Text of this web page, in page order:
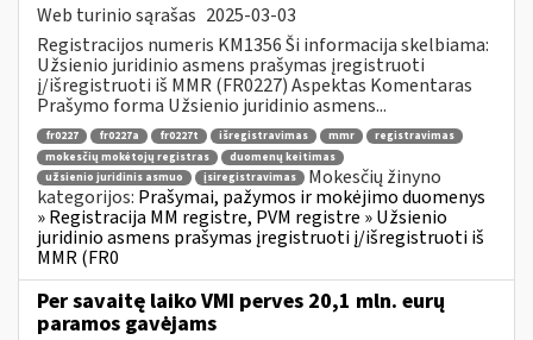
Web turinio sąrašas 2025-03-03
Registracijos numeris KM1356 Ši informacija skelbiama:
Užsienio juridinio asmens prašymas įregistruoti
į/išregistruoti iš MMR (FR0227) Aspektas Komentaras
Prašymo forma Užsienio juridinio asmens...
fr0227 fr0227a fr0227t išregistravimas mmr
registravimas
mokesčių mokėtojų registras
duomenų keitimas
užsienio juridinis asmuo
įsiregistravimas
Mokesčių žinyno
kategorijos: Prašymai, pažymos ir mokėjimo duomenys
» Registracija MM registre, PVM registre » Užsienio
juridinio asmens prašymas įregistruoti į/išregistruoti iš
MMR (FR0
Per savaitę laiko VMI perves 20,1 mln. eurų
paramos gavėjams